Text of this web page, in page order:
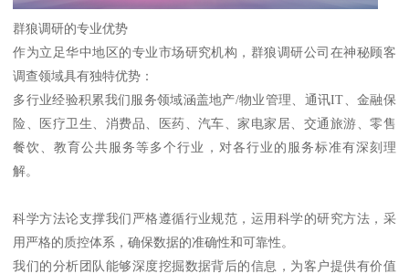
群狼调研的专业优势
作为立足华中地区的专业市场研究机构，群狼调研公司在神秘顾客
调查领域具有独特优势：
多行业经验积累我们服务领域涵盖地产/物业管理、通讯IT、金融保
险、医疗卫生、消费品、医药、汽车、家电家居、交通旅游、零售
餐饮、教育公共服务等多个行业，对各行业的服务标准有深刻理
解。
科学方法论支撑我们严格遵循行业规范，运用科学的研究方法，采
用严格的质控体系，确保数据的准确性和可靠性。
我们的分析团队能够深度挖掘数据背后的信息，为客户提供有价值